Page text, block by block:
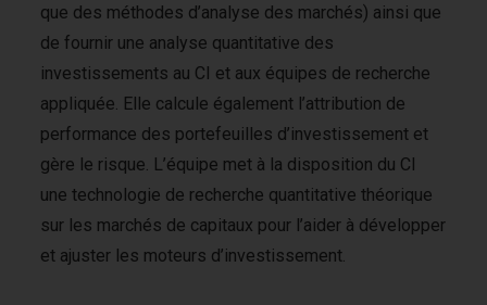
que des méthodes d’analyse des marchés) ainsi que
de fournir une analyse quantitative des
investissements au CI et aux équipes de recherche
appliquée. Elle calcule également l’attribution de
performance des portefeuilles d’investissement et
gère le risque. L’équipe met à la disposition du CI
une technologie de recherche quantitative théorique
sur les marchés de capitaux pour l’aider à développer
et ajuster les moteurs d’investissement.